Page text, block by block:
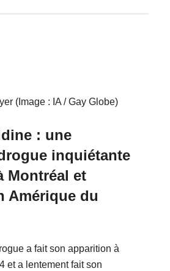
(Image : IA / Gay Globe)
: une
inquiétante
Montréal et
Amérique du
a fait son apparition à
et a lentement fait son